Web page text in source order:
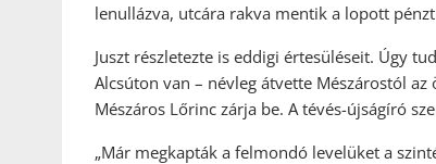
lenullázva, utcára rakva mentik a lopott
Juszt részletezte is eddigi értesüléseit. Úgy
Alcsúton van – névleg átvette Mészárostól
Mészáros Lőrinc zárja be. A tévés-újságíró
„Már megkapták a felmondó levelüket a